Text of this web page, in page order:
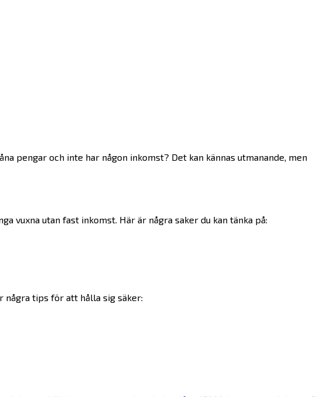
pengar och inte har någon inkomst? Det kan kännas utmanande, men
vuxna utan fast inkomst. Här är några saker du kan tänka på:
några tips för att hålla sig säker: